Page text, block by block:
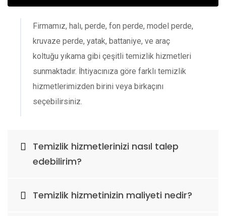
Firmamız, halı, perde, fon perde, model perde,
kruvaze perde, yatak, battaniye, ve araç
koltuğu yıkama gibi çeşitli temizlik hizmetleri
sunmaktadır. İhtiyacınıza göre farklı temizlik
hizmetlerimizden birini veya birkaçını
seçebilirsiniz.
Temizlik hizmetlerinizi nasıl talep
edebilirim?
Temizlik hizmetinizin maliyeti nedir?